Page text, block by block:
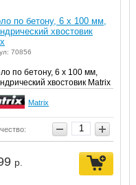
по бетону, 6 х 100 мм,
хвостовик
70856
по бетону, 6 х 100 мм,
хвостовик Matrix
Matrix
р.